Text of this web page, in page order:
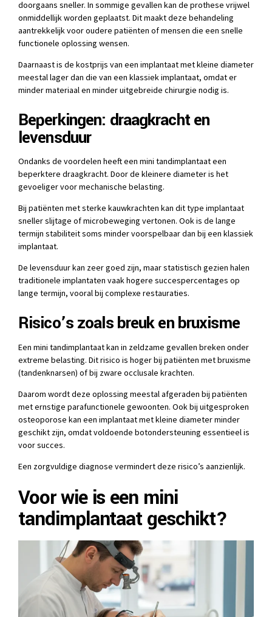
doorgaans sneller. In sommige gevallen kan de prothese vrijwel
onmiddellijk worden geplaatst. Dit maakt deze behandeling
aantrekkelijk voor oudere patiënten of mensen die een snelle
functionele oplossing wensen.
Daarnaast is de kostprijs van een implantaat met kleine diameter
meestal lager dan die van een klassiek implantaat, omdat er
minder materiaal en minder uitgebreide chirurgie nodig is.
Beperkingen: draagkracht en
levensduur
Ondanks de voordelen heeft een mini tandimplantaat een
beperktere draagkracht. Door de kleinere diameter is het
gevoeliger voor mechanische belasting.
Bij patiënten met sterke kauwkrachten kan dit type implantaat
sneller slijtage of microbeweging vertonen. Ook is de lange
termijn stabiliteit soms minder voorspelbaar dan bij een klassiek
implantaat.
De levensduur kan zeer goed zijn, maar statistisch gezien halen
traditionele implantaten vaak hogere succespercentages op
lange termijn, vooral bij complexe restauraties.
Risico’s zoals breuk en bruxisme
Een mini tandimplantaat kan in zeldzame gevallen breken onder
extreme belasting. Dit risico is hoger bij patiënten met bruxisme
(tandenknarsen) of bij zware occlusale krachten.
Daarom wordt deze oplossing meestal afgeraden bij patiënten
met ernstige parafunctionele gewoonten. Ook bij uitgesproken
osteoporose kan een implantaat met kleine diameter minder
geschikt zijn, omdat voldoende botondersteuning essentieel is
voor succes.
Een zorgvuldige diagnose vermindert deze risico’s aanzienlijk.
Voor wie is een mini
tandimplantaat geschikt?